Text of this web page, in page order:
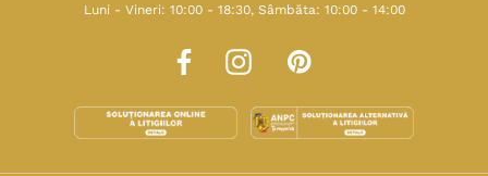
Luni - Vineri: 10:00 - 18:30, Sâmbăta: 10:00 - 14:00